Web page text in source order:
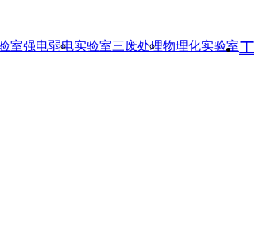
室强电弱电实验室三废处理物理化实验室工